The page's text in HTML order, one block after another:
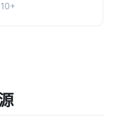
用者），讓使用者